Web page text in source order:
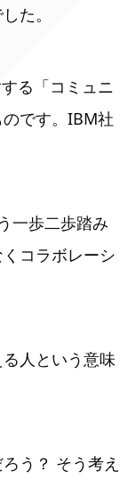
た。
る「コミュニ
です。IBM社
一歩二歩踏み
コラボレーシ
人という意味
う？ そう考え